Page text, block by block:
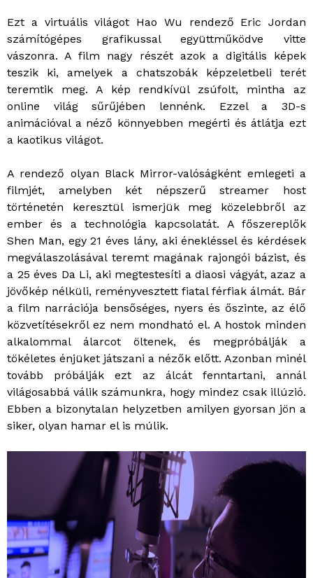
Ezt a virtuális világot Hao Wu rendező Eric Jordan
számítógépes grafikussal együttműködve vitte
vászonra. A film nagy részét azok a digitális képek
teszik ki, amelyek a chatszobák képzeletbeli terét
teremtik meg. A kép rendkívül zsúfolt, mintha az
online világ sűrűjében lennénk. Ezzel a 3D-s
animációval a néző könnyebben megérti és átlátja ezt
a kaotikus világot.
A rendező olyan Black Mirror-valóságként emlegeti a
filmjét, amelyben két népszerű streamer host
történetén keresztül ismerjük meg közelebbről az
ember és a technológia kapcsolatát. A főszereplők
Shen Man, egy 21 éves lány, aki énekléssel és kérdések
megválaszolásával teremt magának rajongói bázist, és
a 25 éves Da Li, aki megtestesíti a diaosi vágyát, azaz a
jövőkép nélküli, reményvesztett fiatal férfiak álmát. Bár
a film narrációja bensőséges, nyers és őszinte, az élő
közvetítésekről ez nem mondható el. A hostok minden
alkalommal álarcot öltenek, és megpróbálják a
tökéletes énjüket játszani a nézők előtt. Azonban minél
tovább próbálják ezt az álcát fenntartani, annál
világosabbá válik számunkra, hogy mindez csak illúzió.
Ebben a bizonytalan helyzetben amilyen gyorsan jön a
siker, olyan hamar el is múlik.